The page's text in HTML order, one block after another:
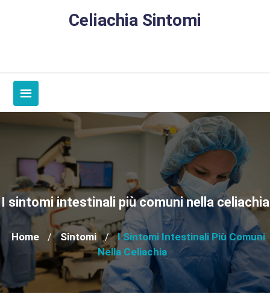
Celiachia Sintomi
I sintomi intestinali più comuni nella celiachia
Home / Sintomi / I Sintomi Intestinali Più Comuni
Nella Celiachia